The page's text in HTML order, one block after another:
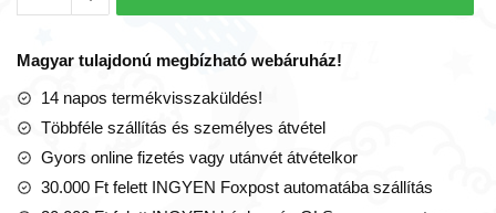
rózsaszín
szundikendő
(sündikendő)
mennyiség
Magyar tulajdonú megbízható webáruház!
14 napos termékvisszaküldés!
Többféle szállítás és személyes átvétel
Gyors online fizetés vagy utánvét átvételkor
30.000 Ft felett INGYEN Foxpost automatába szállítás